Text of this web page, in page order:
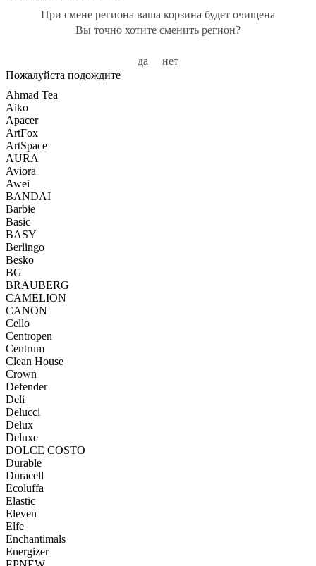
При смене региона ваша корзина будет очищена
Вы точно хотите сменить регион?
да
нет
Пожалуйста подождите
Ahmad Tea
Aiko
Apacer
ArtFox
ArtSpace
AURA
Aviora
Awei
BANDAI
Barbie
Basic
BASY
Berlingo
Besko
BG
BRAUBERG
CAMELION
CANON
Cello
Centropen
Centrum
Clean House
Crown
Defender
Deli
Delucci
Delux
Deluxe
DOLCE COSTO
Durable
Duracell
Ecoluffa
Elastic
Eleven
Elfe
Enchantimals
Energizer